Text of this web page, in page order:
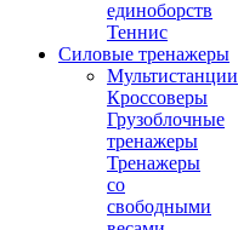
единоборств
Теннис
Силовые тренажеры
Мультистанции
Кроссоверы
Грузоблочные
тренажеры
Тренажеры
со
свободными